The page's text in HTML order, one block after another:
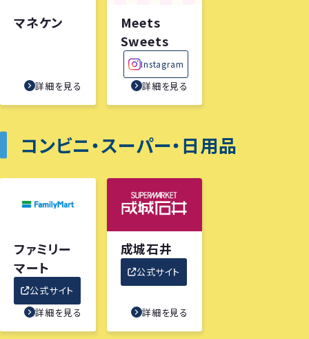
マネケン
詳細を見る
Meets
Sweets
Instagram
詳細を見る
コンビニ・スーパー・日用品
ファミリー
マート
公式サイト
詳細を見る
成城石井
公式サイト
詳細を見る